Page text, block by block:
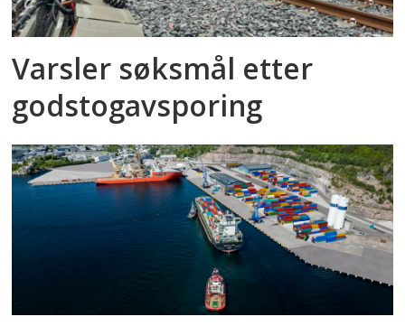
Varsler søksmål etter
godstog­avsporing